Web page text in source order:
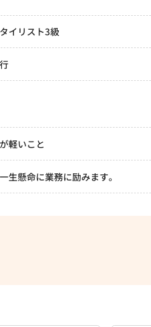
イリスト3級
軽いこと
生懸命に業務に励みます。